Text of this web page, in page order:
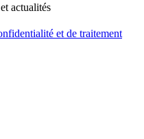
actualités
et de traitement